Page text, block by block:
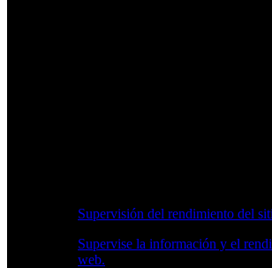
Supervisión del rendimiento del
Supervise la información y el
web.